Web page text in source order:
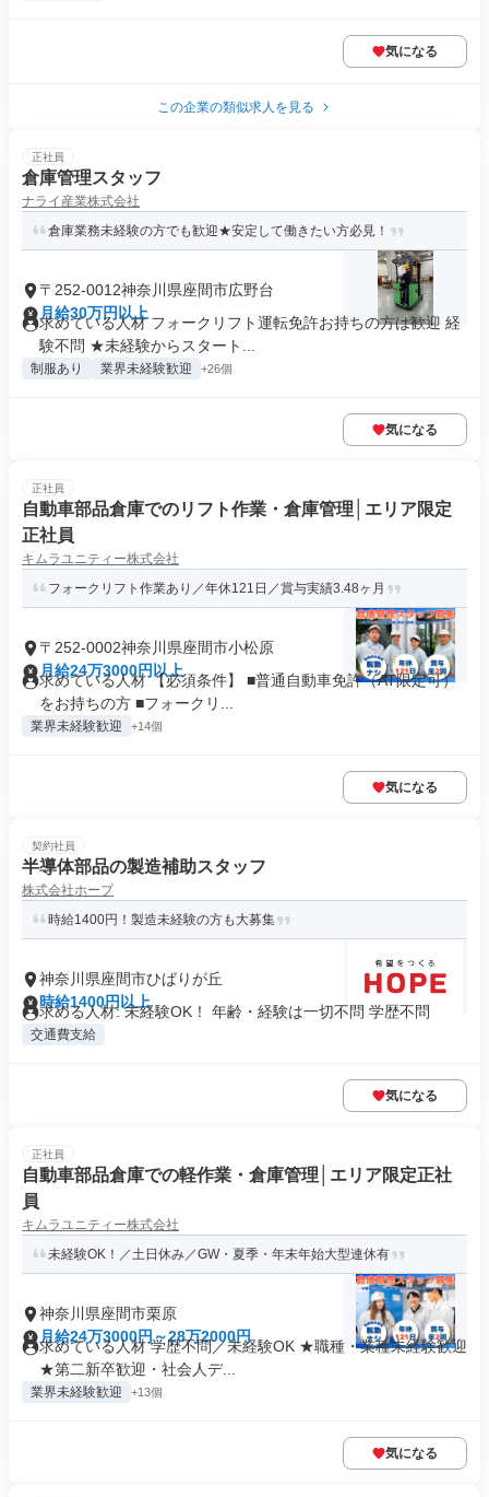
気になる
この企業の類似求人を見る
正社員
倉庫管理スタッフ
ナライ産業株式会社
倉庫業務未経験の方でも歓迎★安定して働きたい方必見！
〒252-0012神奈川県座間市広野台
月給30万円以上
求めている人材 フォークリフト運転免許お持ちの方は歓迎 経
験不問 ★未経験からスタート...
制服あり 業界未経験歓迎 +26個
気になる
正社員
自動車部品倉庫でのリフト作業・倉庫管理│エリア限定
正社員
キムラユニティー株式会社
フォークリフト作業あり／年休121日／賞与実績3.48ヶ月
〒252-0002神奈川県座間市小松原
月給24万3000円以上
求めている人材 【必須条件】 ■普通自動車免許（AT限定可）
をお持ちの方 ■フォークリ...
業界未経験歓迎 +14個
気になる
契約社員
半導体部品の製造補助スタッフ
株式会社ホープ
時給1400円！製造未経験の方も大募集
神奈川県座間市ひばりが丘
時給1400円以上
求める人材: 未経験OK！ 年齢・経験は一切不問 学歴不問
交通費支給
気になる
正社員
自動車部品倉庫での軽作業・倉庫管理│エリア限定正社
員
キムラユニティー株式会社
未経験OK！／土日休み／GW・夏季・年末年始大型連休有
神奈川県座間市栗原
月給24万3000円～28万2000円
求めている人材 学歴不問／未経験OK ★職種・業種未経験歓迎
★第二新卒歓迎・社会人デ...
業界未経験歓迎 +13個
気になる